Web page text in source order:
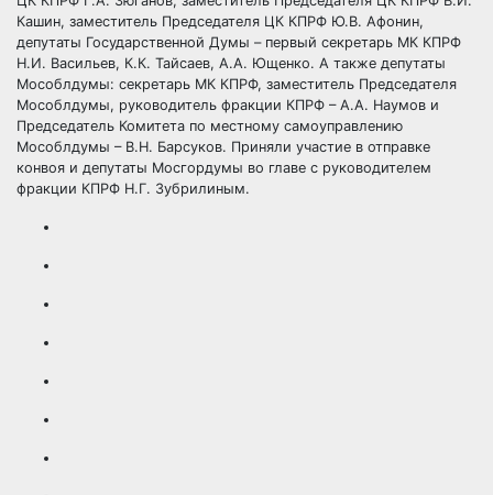
Кашин, заместитель Председателя ЦК КПРФ Ю.В. Афонин,
депутаты Государственной Думы – первый секретарь МК КПРФ
Н.И. Васильев, К.К. Тайсаев, А.А. Ющенко. А также депутаты
Мособлдумы: секретарь МК КПРФ, заместитель Председателя
Мособлдумы, руководитель фракции КПРФ – А.А. Наумов и
Председатель Комитета по местному самоуправлению
Мособлдумы – В.Н. Барсуков. Приняли участие в отправке
конвоя и депутаты Мосгордумы во главе с руководителем
фракции КПРФ Н.Г. Зубрилиным.